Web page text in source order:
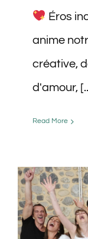
Éros
anime
créative,
d'amour,
Read More